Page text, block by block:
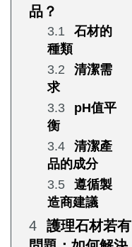
品？
石材的
種類
清潔需
求
pH值平
衡
清潔產
品的成分
遵循製
造商建議
護理石材若有